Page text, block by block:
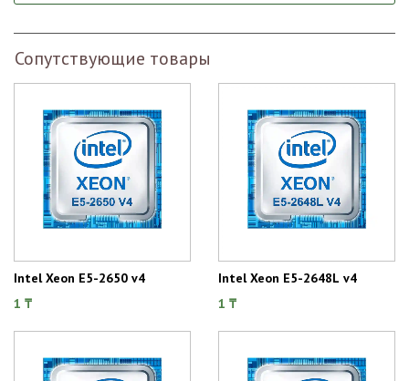
Сопутствующие товары
Intel Xeon E5-2650 v4
1 ₸
Intel Xeon E5-2648L v4
1 ₸